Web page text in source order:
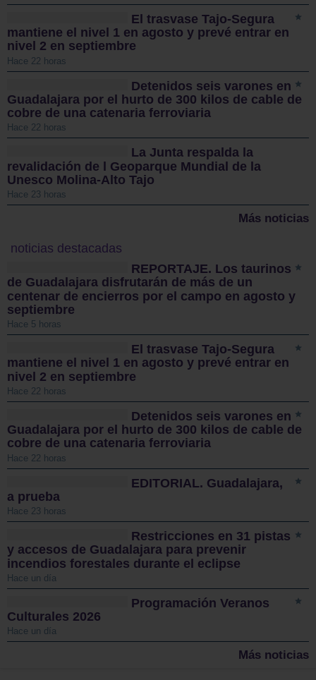
El trasvase Tajo-Segura
mantiene el nivel 1 en agosto y prevé entrar en
nivel 2 en septiembre
Hace 22 horas
Detenidos seis varones en
Guadalajara por el hurto de 300 kilos de cable de
cobre de una catenaria ferroviaria
Hace 22 horas
La Junta respalda la
revalidación de l Geoparque Mundial de la
Unesco Molina-Alto Tajo
Hace 23 horas
Más noticias
noticias destacadas
REPORTAJE. Los taurinos
de Guadalajara disfrutarán de más de un
centenar de encierros por el campo en agosto y
septiembre
Hace 5 horas
El trasvase Tajo-Segura
mantiene el nivel 1 en agosto y prevé entrar en
nivel 2 en septiembre
Hace 22 horas
Detenidos seis varones en
Guadalajara por el hurto de 300 kilos de cable de
cobre de una catenaria ferroviaria
Hace 22 horas
EDITORIAL. Guadalajara,
a prueba
Hace 23 horas
Restricciones en 31 pistas
y accesos de Guadalajara para prevenir
incendios forestales durante el eclipse
Hace un día
Programación Veranos
Culturales 2026
Hace un día
Más noticias